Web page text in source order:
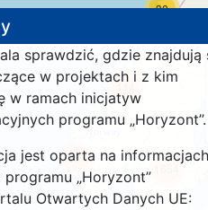
sprawdzić, gdzie znajdują
w projektach i z kim
w ramach inicjatyw
programu „Horyzont”.
jest oparta na informacjach
„Horyzont”
Otwartych Danych UE:
30
114
257